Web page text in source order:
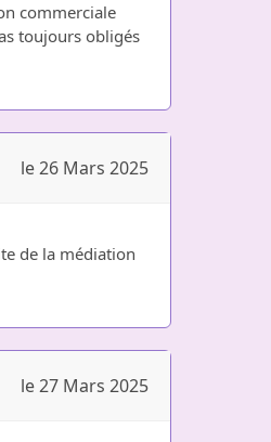
commerciale
toujours obligés
le 26 Mars 2025
de la médiation
le 27 Mars 2025